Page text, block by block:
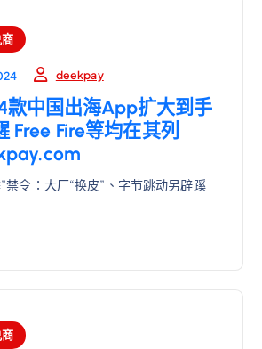
deekpay
款中国出海App扩大到手
Free Fire等均在其列
禁令：大厂“换皮”、字节跳动另辟蹊